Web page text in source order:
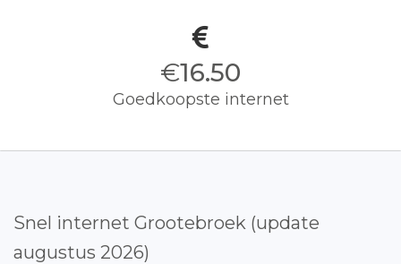
€16.50
Goedkoopste internet
Snel internet Grootebroek (update
augustus 2026)